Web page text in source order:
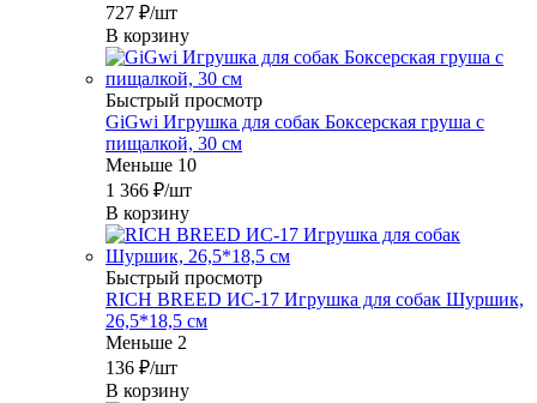
727 ₽/шт
В корзину
Быстрый просмотр
GiGwi Игрушка для собак Боксерская груша с
пищалкой, 30 см
Меньше 10
1 366 ₽/шт
В корзину
Быстрый просмотр
RICH BREED ИС-17 Игрушка для собак Шуршик,
26,5*18,5 см
Меньше 2
136 ₽/шт
В корзину